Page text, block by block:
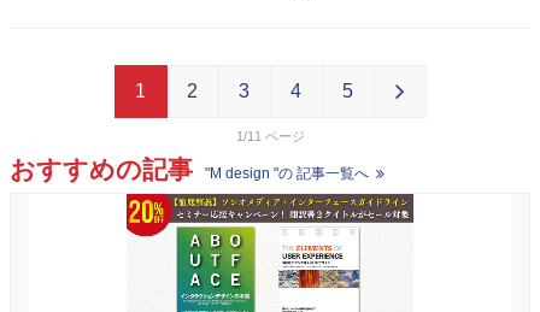
1/11
1 2 3 4 5
おすすめの記事 "M design "の 記事一覧へ